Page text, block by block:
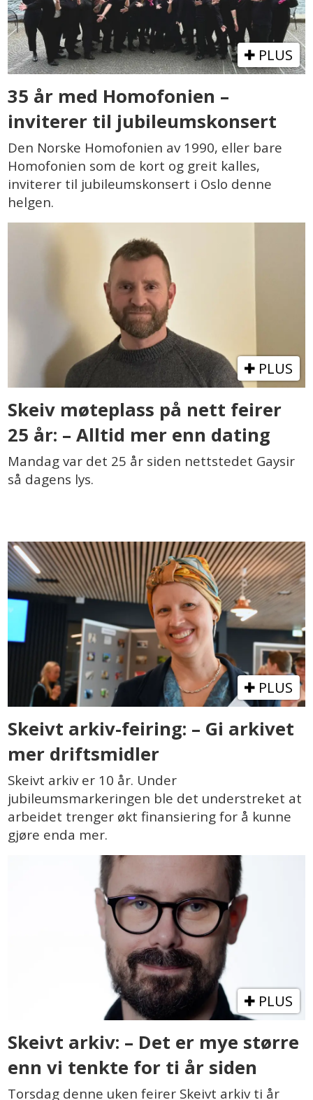
PLUS
35 år med Homofonien –
inviterer til jubileumskonsert
Den Norske Homofonien av 1990, eller bare
Homofonien som de kort og greit kalles,
inviterer til jubileumskonsert i Oslo denne
helgen.
PLUS
Skeiv møteplass på nett feirer
25 år: – Alltid mer enn dating
Mandag var det 25 år siden nettstedet Gaysir
så dagens lys.
PLUS
Skeivt arkiv-feiring: – Gi arkivet
mer driftsmidler
Skeivt arkiv er 10 år. Under
jubileumsmarkeringen ble det understreket at
arbeidet trenger økt finansiering for å kunne
gjøre enda mer.
PLUS
Skeivt arkiv: – Det er mye større
enn vi tenkte for ti år siden
Torsdag denne uken feirer Skeivt arkiv ti år